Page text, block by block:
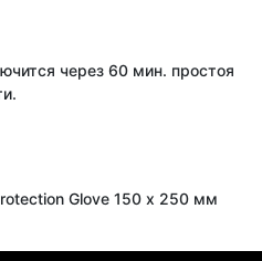
через 60 мин. простоя
Glove 150 х 250 мм